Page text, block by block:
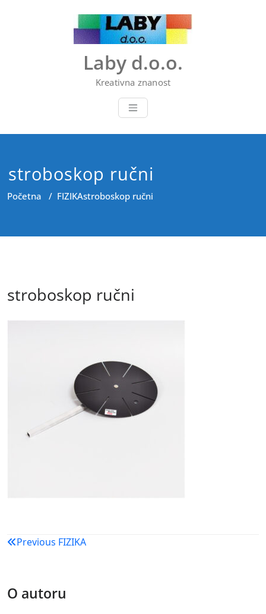
Laby d.o.o.
Kreativna znanost
stroboskop ručni
Početna / FIZIKAstroboskop ručni
stroboskop ručni
Navigacija
Previous FIZIKA
O autoru